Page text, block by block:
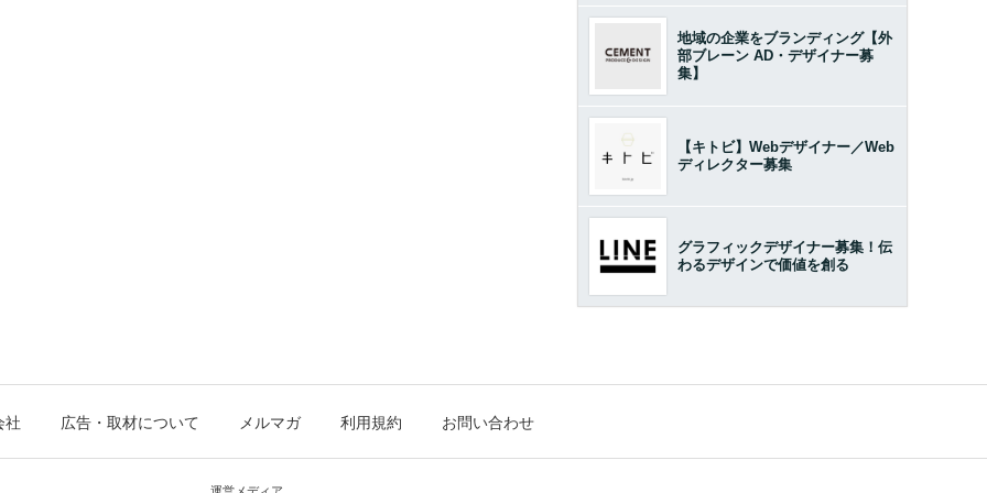
地域の企業をブランディング【外
部ブレーン AD・デザイナー募
集】
【キトビ】Webデザイナー／Web
ディレクター募集
グラフィックデザイナー募集！伝
わるデザインで価値を創る
社 広告・取材について メルマガ 利用規約 お問い合わせ